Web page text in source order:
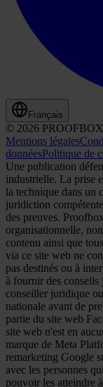
Français
© 2026
Mentions légales
donnéesPolitique de
Une publication
industrielle. La prise
la technique dans un
juridiction
des preuves.
organisationnelle,
contenu ainsi que
via ce site web ne
pas destinés ou à
à fournir des
conseiller juridique
nationale avant de
partie du site web
site web n'est en
marque de Meta
remarketing Google
avec les personnes
pouvoir les atteindre